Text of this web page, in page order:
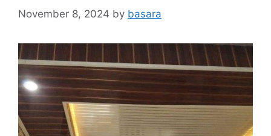
November 8, 2024 by basara